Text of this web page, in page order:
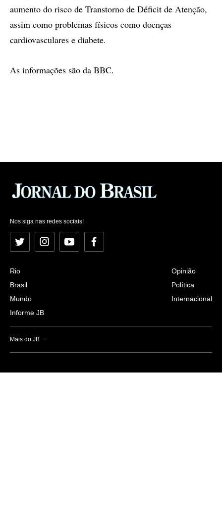
aumento do risco de Transtorno de Déficit de Atenção,
assim como problemas físicos como doenças
cardiovasculares e diabete.
As informações são da BBC.
Nos siga nas redes sociais!
Twitter InstagramYouTubeFacebook
Rio
Brasil
Mundo
Informe JB
Opinião
Política
Internacional
Mais do JB
Esportes